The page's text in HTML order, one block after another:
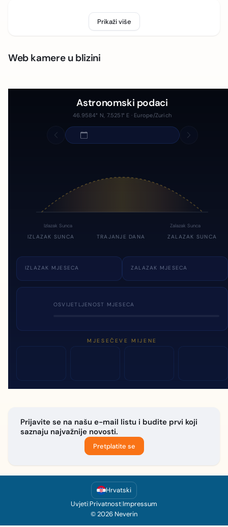
Prikaži više
Web kamere u blizini
Astronomski podaci
46.9584° N, 7.5251° E · Europe/Zurich
Izlazak Sunca Zalazak Sunca
IZLAZAK SUNCA TRAJANJE DANA ZALAZAK SUNCA
IZLAZAK MJESECA ZALAZAK MJESECA
OSVIJETLJENOST MJESECA
MJESEČEVE MIJENE
Prijavite se na našu e-mail listu i budite prvi koji
saznaju najvažnije novosti.
Pretplatite se
Hrvatski
Uvjeti|Privatnost|Impressum
© 2026 Neverin